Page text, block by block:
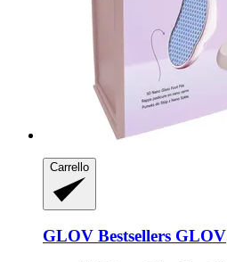
Carrello
GLOV Bestsellers GLOV